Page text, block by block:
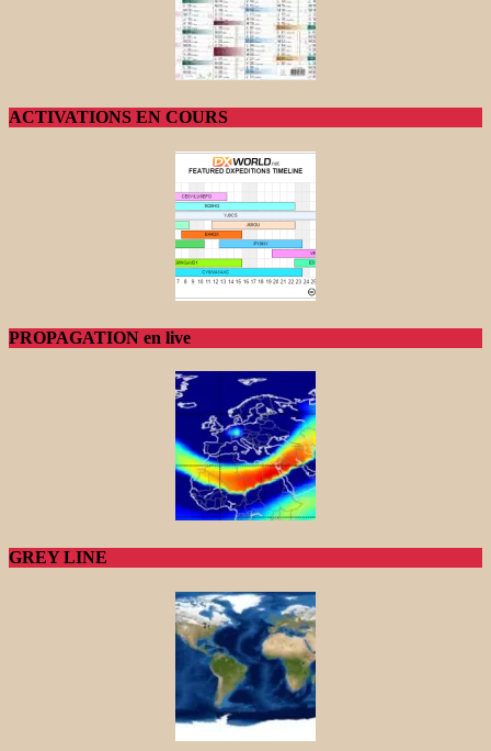
ACTIVATIONS EN COURS
PROPAGATION en live
GREY LINE